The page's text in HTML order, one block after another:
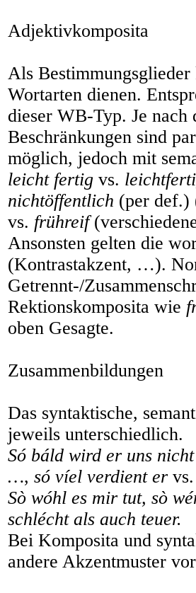
Adjektivkomposita
Als
Wortarten dienen.
dieser WB-Typ. Je nach
Beschränkungen sind
möglich, jedoch mit
leicht fertig vs.
nichtöffentlich (per def.)
vs. frühreif
Ansonsten gelten die
(Kontrastakzent, …).
Getrennt-/
Rektionskomposita wie
oben Gesagte.
Zusammenbildungen
Das syntaktische,
jeweils unterschiedlich.
Só báld wird er uns
…, só víel verdient er vs.
Sò wóhl es mir tut, sò
schlécht als auch teuer.
Bei Komposita und
andere Akzentmuster